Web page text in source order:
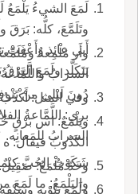
لَمَعَ الشيءُ
وتَلَمَّعَ، كلُّه: بَرَقَ
أَبي عائذ وأَعْفَتْ
يَتَكَلَّد ولَمَعَ البرْقُ
وأَر مُلْمِعةٌ
السرابُ
دُونَ لَيْلى منْ
بري:
السرابُ لِلَمَعانِه.
وفي المثل:
ويَلْمَعٌ: اس بَرْقٍ
الكَذُوبُ فيقال: ه
شَكَوْتُ الحُبَّ كيْما
واليَلْمَعُ: ما لَمَعَ من السِّلاحِ كالبيضةِ والدِّرْعِ.
وخَدّ مُلْمَعٌ:
ولَمَعَ بثَوْبِه